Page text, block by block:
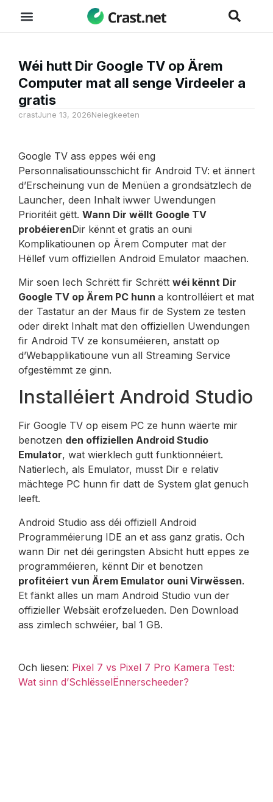
Wéi hutt Dir Google TV op Ärem
Computer mat all senge Virdeeler a
gratis
crastJune 13, 2026Neiegkeeten
Google TV ass eppes wéi eng
Personnalisatiounsschicht fir Android TV: et ännert
d’Erscheinung vun de Menüen a grondsätzlech de
Launcher, deen Inhalt iwwer Uwendungen
Prioritéit gëtt. Wann Dir wëllt Google TV
probéierenDir kënnt et gratis an ouni
Komplikatiounen op Ärem Computer mat der
Hëllef vum offiziellen Android Emulator maachen.
Mir soen Iech Schrëtt fir Schrëtt wéi kënnt Dir
Google TV op Ärem PC hunn a kontrolléiert et mat
der Tastatur an der Maus fir de System ze testen
oder direkt Inhalt mat den offiziellen Uwendungen
fir Android TV ze konsuméieren, anstatt op
d’Webapplikatioune vun all Streaming Service
ofgestëmmt ze ginn.
Installéiert Android Studio
Fir Google TV op eisem PC ze hunn wäerte mir
benotzen den offiziellen Android Studio
Emulator, wat wierklech gutt funktionnéiert.
Natierlech, als Emulator, musst Dir e relativ
mächtege PC hunn fir datt de System glat genuch
leeft.
Android Studio ass déi offiziell Android
Programméierung IDE an et ass ganz gratis. Och
wann Dir net déi geringsten Absicht hutt eppes ze
programméieren, kënnt Dir et benotzen
profitéiert vun Ärem Emulator ouni Virwëssen.
Et fänkt alles un mam Android Studio vun der
offizieller Websäit erofzelueden. Den Download
ass zimlech schwéier, bal 1 GB.
Och liesen: Pixel 7 vs Pixel 7 Pro Kamera Test:
Wat sinn d’SchlësselËnnerscheeder?